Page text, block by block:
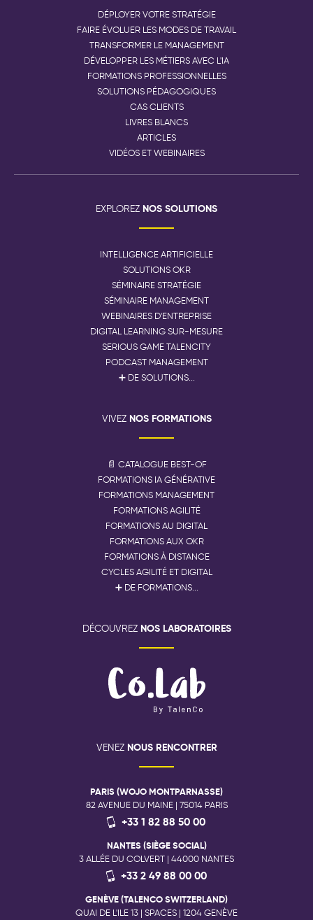
DÉPLOYER VOTRE STRATÉGIE
FAIRE ÉVOLUER LES MODES DE TRAVAIL
TRANSFORMER LE MANAGEMENT
DÉVELOPPER LES MÉTIERS AVEC L'IA
FORMATIONS PROFESSIONNELLES
SOLUTIONS PÉDAGOGIQUES
CAS CLIENTS
LIVRES BLANCS
ARTICLES
VIDÉOS ET WEBINAIRES
EXPLOREZ NOS SOLUTIONS
INTELLIGENCE ARTIFICIELLE
SOLUTIONS OKR
SÉMINAIRE STRATÉGIE
SÉMINAIRE MANAGEMENT
WEBINAIRES D'ENTREPRISE
DIGITAL LEARNING SUR-MESURE
SERIOUS GAME TALENCITY
PODCAST MANAGEMENT
➕ DE SOLUTIONS...
VIVEZ NOS FORMATIONS
📄 CATALOGUE BEST-OF
FORMATIONS IA GÉNÉRATIVE
FORMATIONS MANAGEMENT
FORMATIONS AGILITÉ
FORMATIONS AU DIGITAL
FORMATIONS AUX OKR
FORMATIONS À DISTANCE
CYCLES AGILITÉ ET DIGITAL
➕ DE FORMATIONS...
DÉCOUVREZ NOS LABORATOIRES
VENEZ NOUS RENCONTRER
PARIS (WOJO MONTPARNASSE)
82 AVENUE DU MAINE | 75014 PARIS
+33 1 82 88 50 00
NANTES (SIÈGE SOCIAL)
3 ALLÉE DU COLVERT | 44000 NANTES
+33 2 49 88 00 00
GENÈVE (TALENCO SWITZERLAND)
QUAI DE L'ILE 13 | SPACES | 1204 GENÈVE